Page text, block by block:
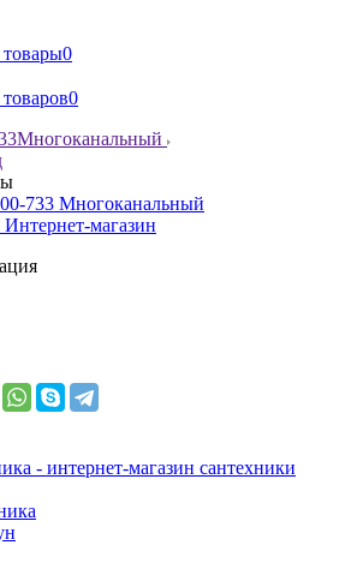
0
0
Многоканальный
733 Многоканальный
Интернет-магазин
- интернет-магазин сантехники